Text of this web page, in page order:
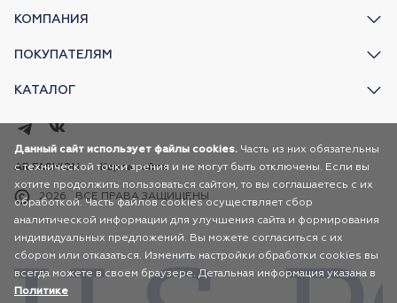
КОМПАНИЯ
ПОКУПАТЕЛЯМ
КАТАЛОГ
2026 ВСЕ ПРАВА ЗАЩИЩЕНЫ
AR FASHION Карта сайта
Данный сайт использует файлы cookies. Часть из них обязательны
с технической точки зрения и не могут быть отключены. Если вы
хотите продолжить пользоваться сайтом, то вы соглашаетесь с их
обработкой. Часть файлов cookies осуществляет сбор
аналитической информации для улучшения сайта и формирования
индивидуальных предложений. Вы можете согласиться с их
сбором или отказаться. Изменить настройки обработки cookies вы
всегда можете в своем браузере. Детальная информация указана в
Политике